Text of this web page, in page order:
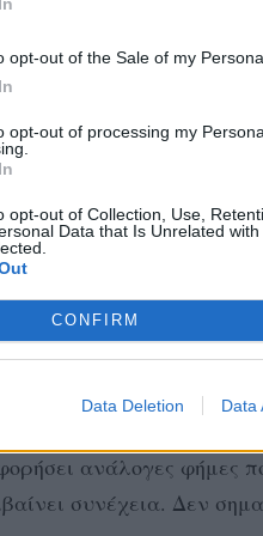
opt-out of the Sale of my
opt-out of processing my
opt-out of Collection, Use,
Data that Is Unrelated
CONFIRM
Data Deletion Data
who are co-starring in
the rumors that they are
υποστηρίζοντας ότι
«Εντάξει, αλλά θα
ήταν απάντηση», της
η Τζένιφερ
ανάλογες φήμες
συνέχεια. Δεν